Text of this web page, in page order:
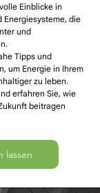
Einblicke in
Energiesysteme, die
und
Tipps und
um Energie in Ihrem
zu leben.
erfahren Sie, wie
beitragen
lassen